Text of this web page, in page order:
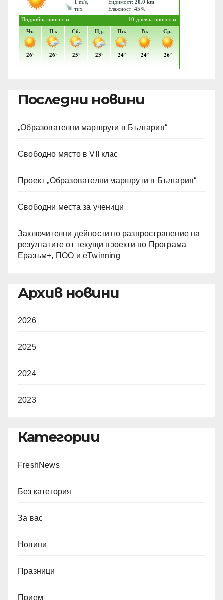
Последни новини
„Образователни маршрути в България“
Свободно място в VII клас
Проект „Образователни маршрути в България“
Свободни места за ученици
Заключителни дейности по разпространение на
резултатите от текущи проекти по Програма
Еразъм+, ПОО и eTwinning
Архив новини
2026
2025
2024
2023
Категории
FreshNews
Без категория
За вас
Новини
Празници
Прием